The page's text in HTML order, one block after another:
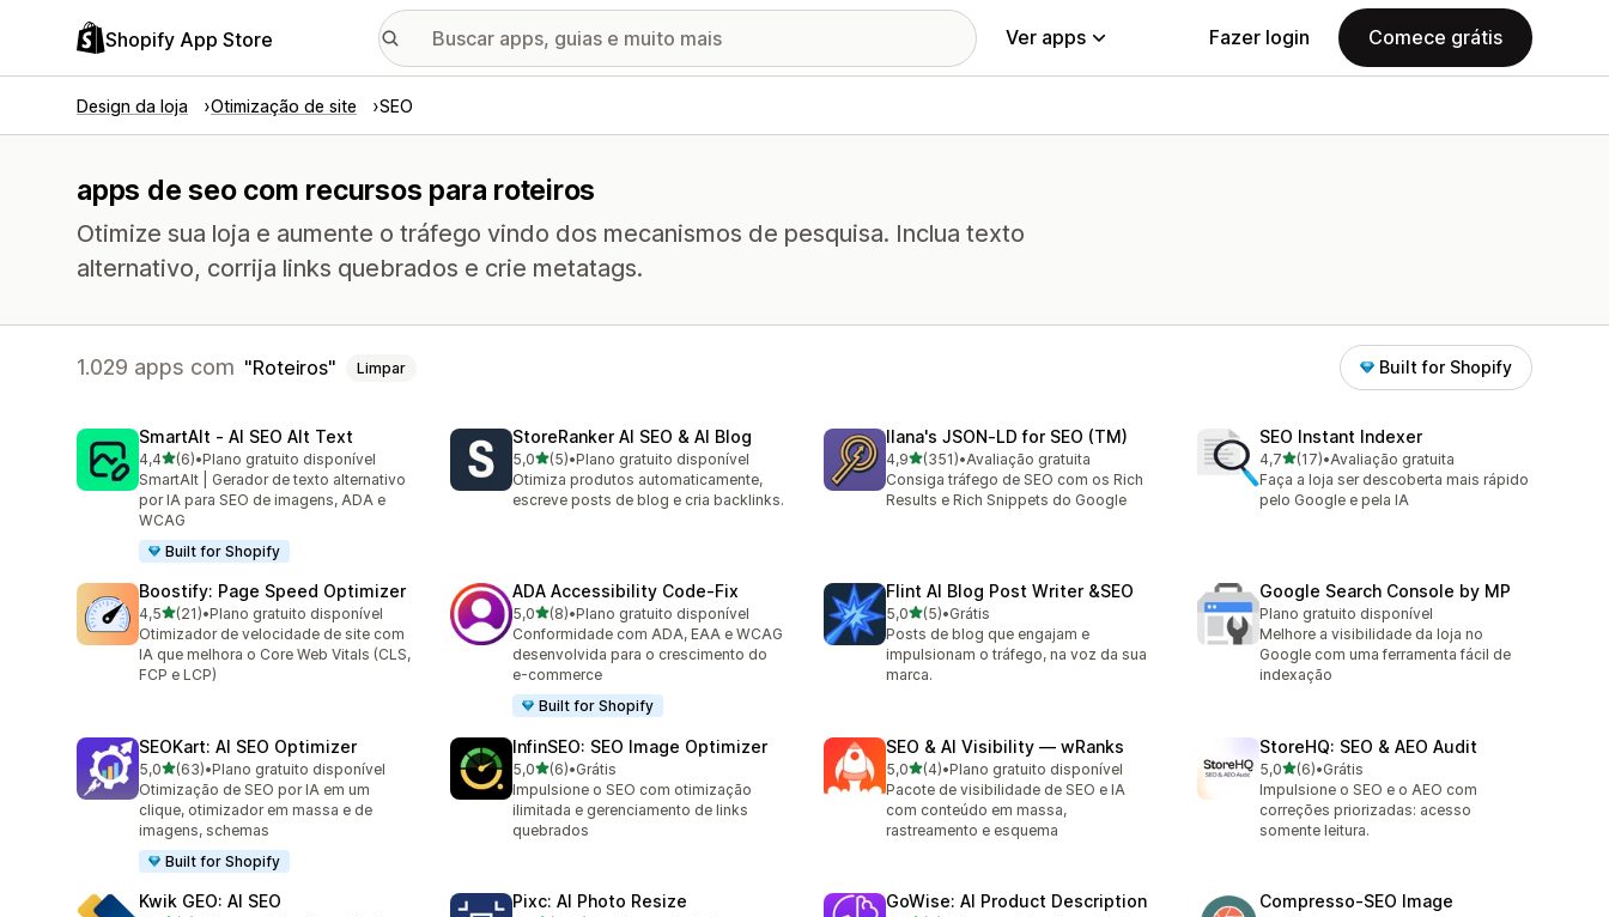
Shopify App Store Ver apps Fazer login Comece grátis
Design da loja Otimização de site SEO
apps de seo com recursos para roteiros
Otimize sua loja e aumente o tráfego vindo dos mecanismos de pesquisa. Inclua texto
alternativo, corrija links quebrados e crie metatags.
1.029 apps com Roteiros Limpar Built for Shopify
SmartAlt ‑ AI SEO Alt Text
4,4de 5 estrelas
(6)
6 avaliações ao todo
•Plano gratuito disponível
SmartAlt | Gerador de texto alternativo
por IA para SEO de imagens, ADA e
WCAG
Built for Shopify
StoreRanker AI SEO & AI Blog
5,0de 5 estrelas
(5)
5 avaliações ao todo
•Plano gratuito disponível
Otimiza produtos automaticamente,
escreve posts de blog e cria backlinks.
Ilana's JSON‑LD for SEO (TM)
4,9de 5 estrelas
(351)
351 avaliações ao todo
•Avaliação gratuita
Consiga tráfego de SEO com os Rich
Results e Rich Snippets do Google
SEO Instant Indexer
4,7de 5 estrelas
(17)
17 avaliações ao todo
•Avaliação gratuita
Faça a loja ser descoberta mais rápido
pelo Google e pela IA
Boostify: Page Speed Optimizer
4,5de 5 estrelas
(21)
21 avaliações ao todo
•Plano gratuito disponível
Otimizador de velocidade de site com
IA que melhora o Core Web Vitals (CLS,
FCP e LCP)
ADA Accessibility Code‑Fix
5,0de 5 estrelas
(8)
8 avaliações ao todo
•Plano gratuito disponível
Conformidade com ADA, EAA e WCAG
desenvolvida para o crescimento do
e-commerce
Built for Shopify
Flint AI Blog Post Writer &SEO
5,0de 5 estrelas
(5)
5 avaliações ao todo
•Grátis
Posts de blog que engajam e
impulsionam o tráfego, na voz da sua
marca.
Google Search Console by MP
Plano gratuito disponível
Melhore a visibilidade da loja no
Google com uma ferramenta fácil de
indexação
SEOKart: AI SEO Optimizer
5,0de 5 estrelas
(63)
63 avaliações ao todo
•Plano gratuito disponível
Otimização de SEO por IA em um
clique, otimizador em massa e de
imagens, schemas
Built for Shopify
InfinSEO: SEO Image Optimizer
5,0de 5 estrelas
(6)
6 avaliações ao todo
•Grátis
Impulsione o SEO com otimização
ilimitada e gerenciamento de links
quebrados
SEO & AI Visibility — wRanks
5,0de 5 estrelas
(4)
4 avaliações ao todo
•Plano gratuito disponível
Pacote de visibilidade de SEO e IA
com conteúdo em massa,
rastreamento e esquema
StoreHQ: SEO & AEO Audit
5,0de 5 estrelas
(6)
6 avaliações ao todo
•Grátis
Impulsione o SEO e o AEO com
correções priorizadas: acesso
somente leitura.
Kwik GEO: AI SEO Pixc: AI Photo Resize GoWise: AI Product Description
Compresso‑SEO Image